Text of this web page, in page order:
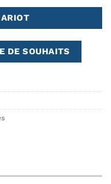
DE SOUHAITS